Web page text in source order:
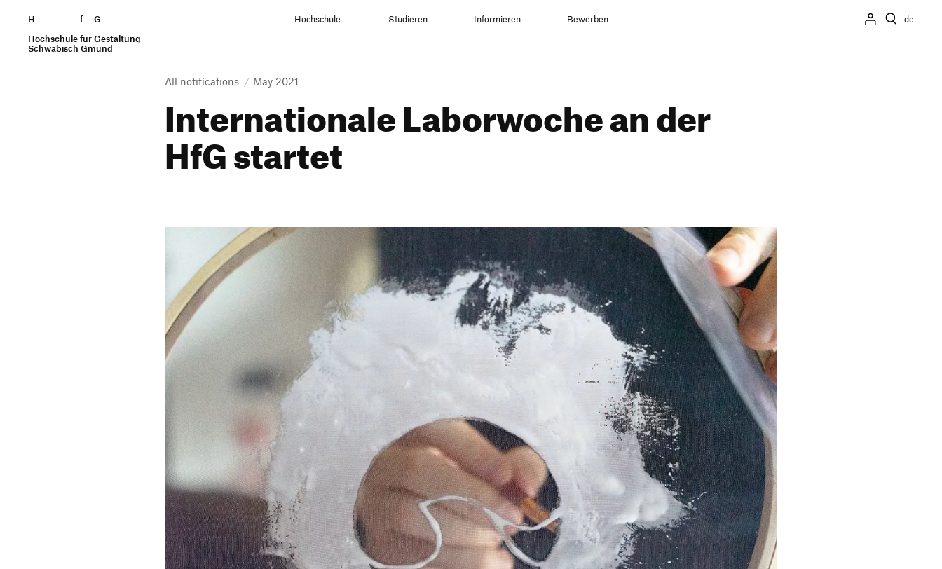
H f
G
Hochschule für Gestaltung
Schwäbisch Gmünd
Skip to content Hochschule Studieren Informieren Bewerben de
All notifications May 2021
Inter­na­tio­nale Labor­woche an der
HfG startet